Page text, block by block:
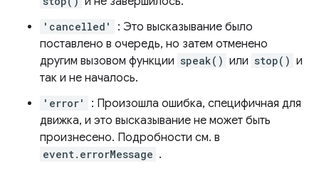
'cancelled'
: Это высказывание было
поставлено в очередь, но затем отменено
другим вызовом функции speak() или stop() и
так и не началось.
'error'
: Произошла ошибка, специфичная для
движка, и это высказывание не может быть
произнесено. Подробности см. в
event.errorMessage .